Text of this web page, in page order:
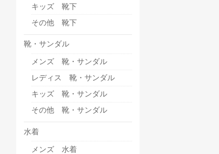
キッズ 靴下
その他 靴下
靴・サンダル
メンズ 靴・サンダル
レディス 靴・サンダル
キッズ 靴・サンダル
その他 靴・サンダル
水着
メンズ 水着